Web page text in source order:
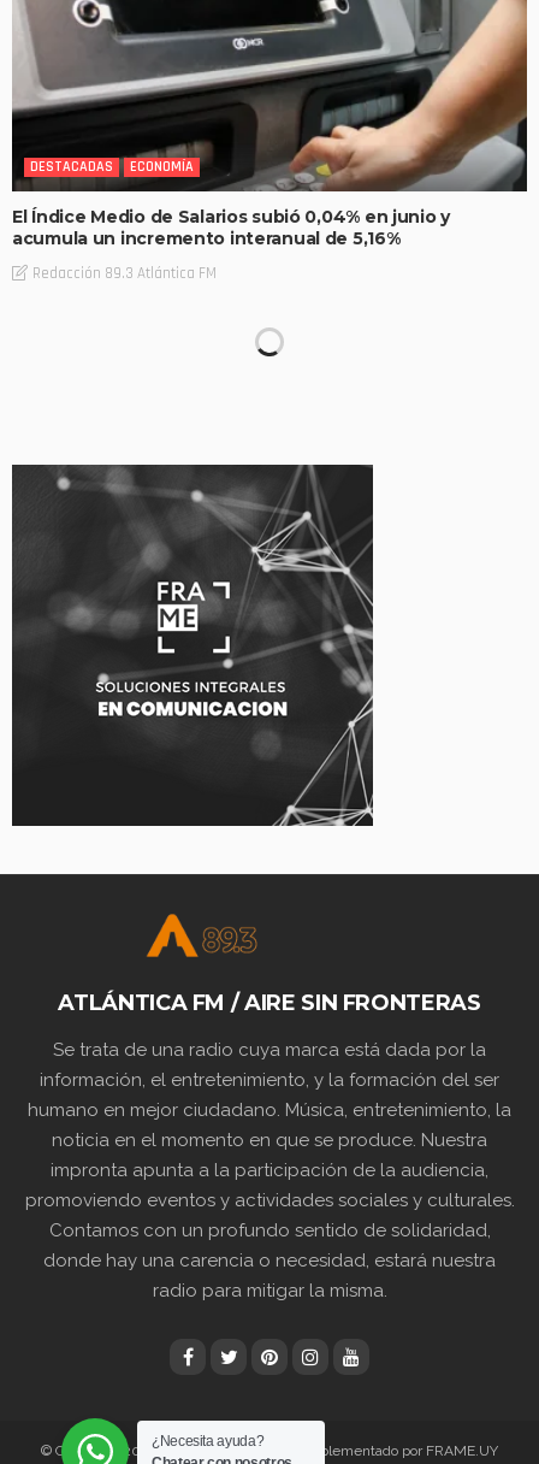
DESTACADAS ECONOMÍA
El Índice Medio de Salarios subió 0,04% en junio y
acumula un incremento interanual de 5,16%
Redacción 89.3 Atlántica FM
ATLÁNTICA FM / AIRE SIN FRONTERAS
Se trata de una radio cuya marca está dada por la
información, el entretenimiento, y la formación del ser
humano en mejor ciudadano. Música, entretenimiento, la
noticia en el momento en que se produce. Nuestra
impronta apunta a la participación de la audiencia,
promoviendo eventos y actividades sociales y culturales.
Contamos con un profundo sentido de solidaridad,
donde hay una carencia o necesidad, estará nuestra
radio para mitigar la misma.
© Copyright 2024 89.3 ATLANTICA FM | Implementado por FRAME.UY
¿Necesita ayuda?